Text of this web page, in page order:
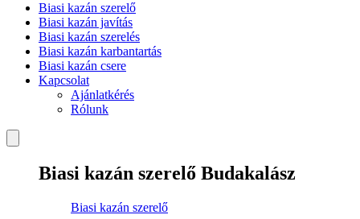
Biasi kazán szerelő
Biasi kazán javítás
Biasi kazán szerelés
Biasi kazán karbantartás
Biasi kazán csere
Kapcsolat
Ajánlatkérés
Rólunk
Biasi kazán szerelő Budakalász
Biasi kazán szerelő